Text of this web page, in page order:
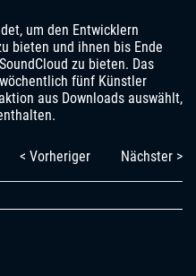
um den Entwicklern
bieten und ihnen bis Ende
zu bieten. Das
fünf Künstler
aus Downloads auswählt,
< Vorheriger Nächster >